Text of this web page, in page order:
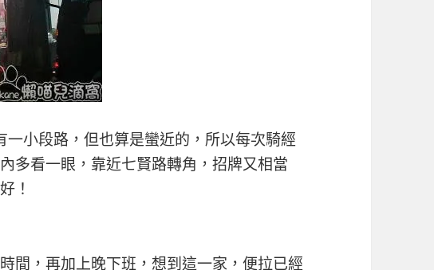
一小段路，但也算是蠻近的，所以每次騎經
多看一眼，靠近七賢路轉角，招牌又相當
！
間，再加上晚下班，想到這一家，便拉已經